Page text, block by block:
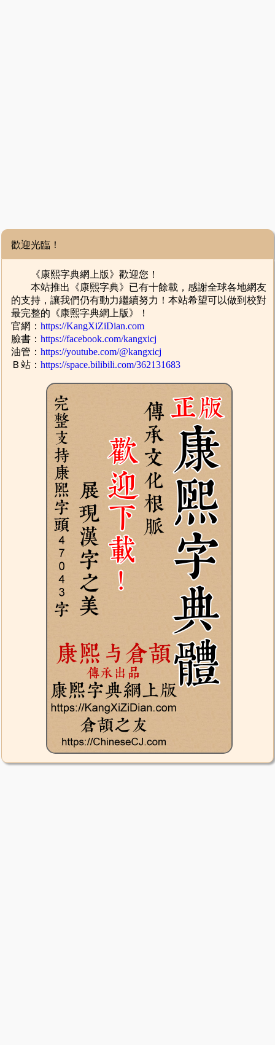
歡迎光臨！
《康熙字典網上版》歡迎您！
本站推出《康熙字典》已有十餘載，感謝全球各地網友
的支持，讓我們仍有動力繼續努力！本站希望可以做到校對
最完整的《康熙字典網上版》！
官網：https://KangXiZiDian.com
臉書：https://facebook.com/kangxicj
油管：https://youtube.com/@kangxicj
Ｂ站：https://space.bilibili.com/362131683